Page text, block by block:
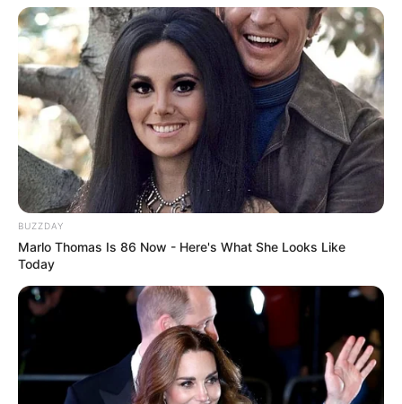
BUZZDAY
Marlo Thomas Is 86 Now - Here's What She Looks Like
Today